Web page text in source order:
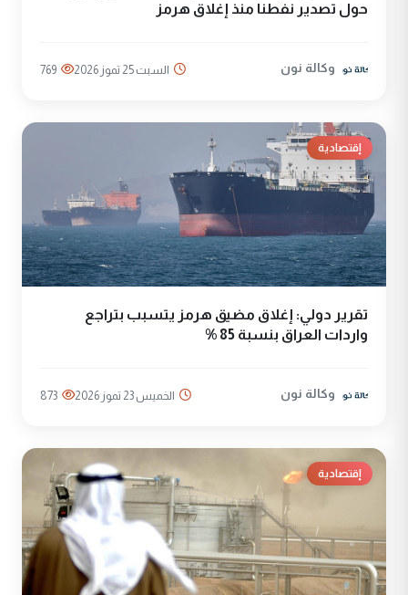
حول تصدير نفطنا منذ إغلاق هرمز
وكالة نون السبت 25 تموز 2026 769
إقتصادية
تقرير دولي: إغلاق مضيق هرمز يتسبب بتراجع
واردات العراق بنسبة 85 %
وكالة نون الخميس 23 تموز 2026 873
إقتصادية